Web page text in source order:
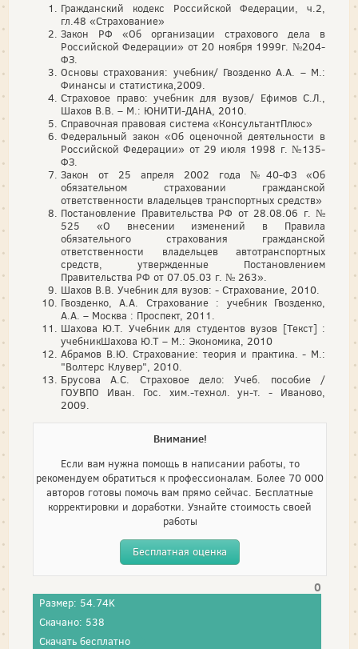
Гражданский кодекс Российской Федерации, ч.2,
гл.48 «Страхование»
Закон РФ «Об организации страхового дела в
Российской Федерации» от 20 ноября 1999г. №204-
ФЗ.
Основы страхования: учебник/ Гвозденко А.А. – М.:
Финансы и статистика,2009.
Страховое право: учебник для вузов/ Ефимов С.Л.,
Шахов В.В. – М.: ЮНИТИ-ДАНА, 2010.
Справочная правовая система «КонсультантПлюс»
Федеральный закон «Об оценочной деятельности в
Российской Федерации» от 29 июля 1998 г. №135-
ФЗ.
Закон от 25 апреля 2002 года №40-ФЗ «Об
обязательном страховании гражданской
ответственности владельцев транспортных средств»
Постановление Правительства РФ от 28.08.06 г. №
525 «О внесении изменений в Правила
обязательного страхования гражданской
ответственности владельцев автотранспортных
средств, утвержденные Постановлением
Правительства РФ от 07.05.03 г. № 263».
Шахов В.В. Учебник для вузов: - Страхование, 2010.
Гвозденко, А.А. Страхование : учебник Гвозденко,
А.А. – Москва : Проспект, 2011.
Шахова Ю.Т. Учебник для студентов вузов [Текст] :
учебникШахова Ю.Т – М.: Экономика, 2010
Абрамов В.Ю. Страхование: теория и практика. - М.:
"Волтерс Клувер", 2010.
Брусова А.С. Страховое дело: Учеб. пособие /
ГОУВПО Иван. Гос. хим.-технол. ун-т. - Иваново,
2009.
Внимание!
Если вам нужна помощь в написании работы, то
рекомендуем обратиться к профессионалам. Более 70 000
авторов готовы помочь вам прямо сейчас. Бесплатные
корректировки и доработки. Узнайте стоимость своей
работы
Бесплатная оценка
0
Размер: 54.74K
Скачано: 538
Скачать бесплатно